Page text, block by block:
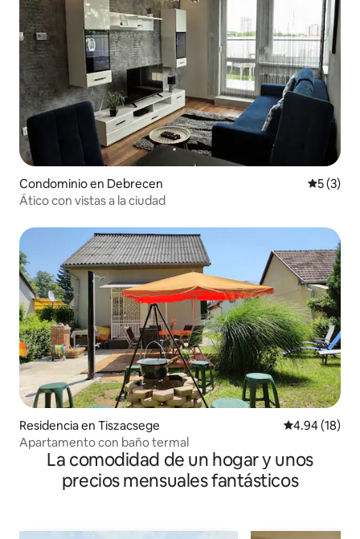
Condominio en Debrecen
5 (3)
Ático con vistas a la ciudad
Residencia en Tiszacsege Calificación
4.94 (18)
Apartamento con baño termal
La comodidad de un hogar y unos
precios mensuales fantásticos